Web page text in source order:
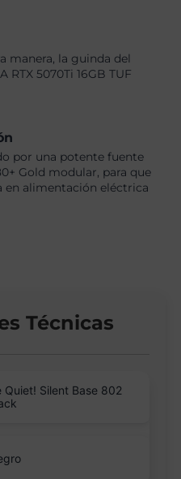
manera, la guinda del
RTX 5070Ti 16GB TUF
por una potente fuente
Gold modular, para que
en alimentación eléctrica
Técnicas
Quiet! Silent Base 802